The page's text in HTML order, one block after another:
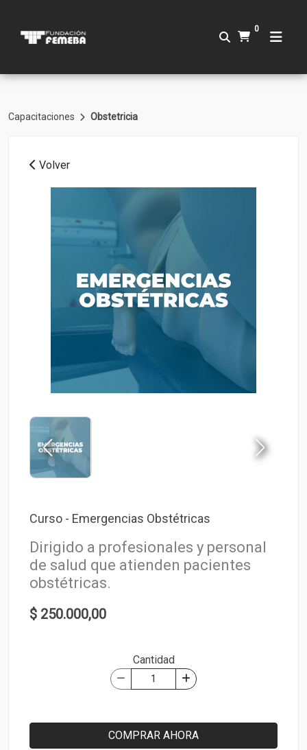
0
Capacitaciones Obstetricia
Volver
Curso - Emergencias Obstétricas
Dirigido a profesionales y personal
de salud que atienden pacientes
obstétricas.
$ 250.000,00
Cantidad
COMPRAR AHORA